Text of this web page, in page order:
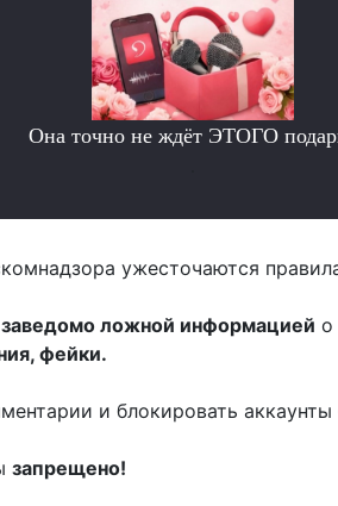
Она точно не ждёт ЭТОГО
ужесточаются
заведомо ложной информацией о
фейки.
и блокировать
запрещено!